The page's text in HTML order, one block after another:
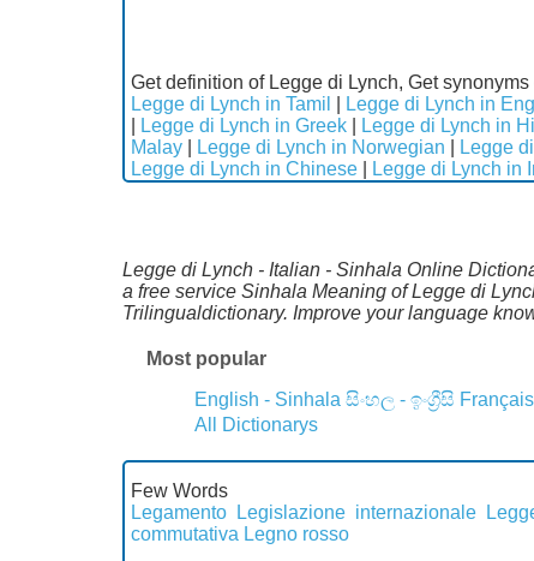
Get definition of Legge di Lynch, Get
Legge di Lynch in Tamil
Legge di Lynch in
Legge di Lynch in Greek Legge di Lynch in
Malay
Legge di Lynch in Norwegian Legge
Legge di Lynch in Chinese
Legge di Lynch in
Legge di Lynch - Italian - Sinhala Online
a free service Sinhala Meaning of Legge di
Trilingualdictionary. Improve your language
Most popular
English - Sinhala සිංහල - ඉංග්‍රීසි
All Dictionarys
Few Words
Legamento
Legislazione internazionale
commutativa Legno rosso